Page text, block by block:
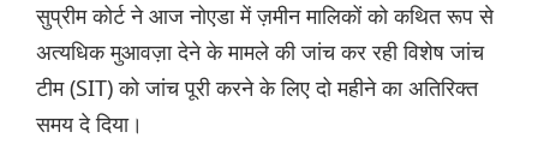
सुप्रीम कोर्ट ने आज नोएडा में ज़मीन मालिकों को कथित रूप से
अत्यधिक मुआवज़ा देने के मामले की जांच कर रही विशेष जांच
टीम (SIT) को जांच पूरी करने के लिए दो महीने का अतिरिक्त
समय दे दिया।